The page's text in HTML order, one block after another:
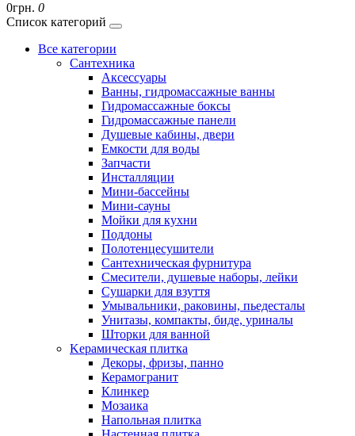
0грн. 0
Список категорий
Все категории
Cантехника
Аксессуары
Ванны, гидромассажные ванны
Гидромассажные боксы
Гидромассажные панели
Душевые кабины, двери
Емкости для воды
Запчасти
Инсталляции
Мини-бассейны
Мини-сауны
Мойки для кухни
Поддоны
Полотенцесушители
Сантехническая фурнитура
Смесители, душевые наборы, лейки
Сушарки для взуття
Умывальники, раковины, пьедесталы
Унитазы, компакты, биде, уриналы
Шторки для ванной
Kерамическая плитка
Декоры, фризы, панно
Керамогранит
Клинкер
Мозаика
Напольная плитка